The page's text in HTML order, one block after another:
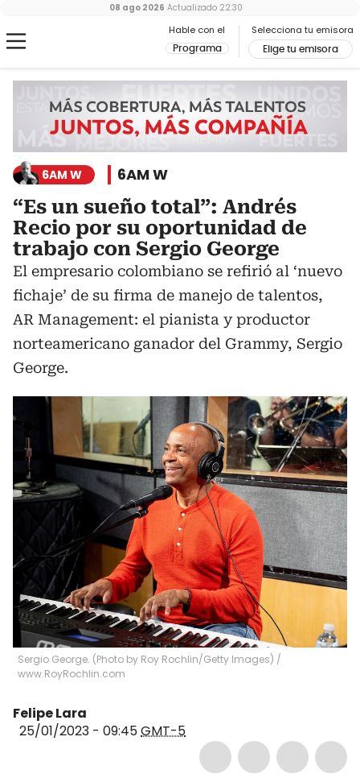
Hable con el
Programa
Selecciona tu emisora
Elige tu emisora
08 ago 2026 Actualizado 22:30
6AM W 6AM W
“Es un sueño total”: Andrés
Recio por su oportunidad de
trabajo con Sergio George
El empresario colombiano se refirió al ‘nuevo
fichaje’ de su firma de manejo de talentos,
AR Management: el pianista y productor
norteamericano ganador del Grammy, Sergio
George.
Sergio George. (Photo by Roy Rochlin/Getty Images) /
www.RoyRochlin.com
Felipe Lara
25/01/2023 - 09:45GMT-5